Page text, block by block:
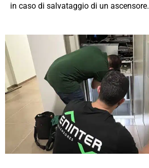
in caso di salvataggio di un ascensore.